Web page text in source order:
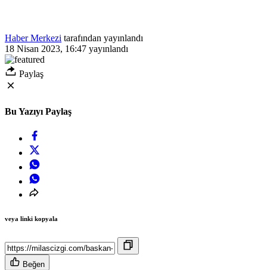
Haber Merkezi tarafından yayınlandı
18 Nisan 2023, 16:47 yayınlandı
Paylaş
Bu Yazıyı Paylaş
veya linki kopyala
Beğen